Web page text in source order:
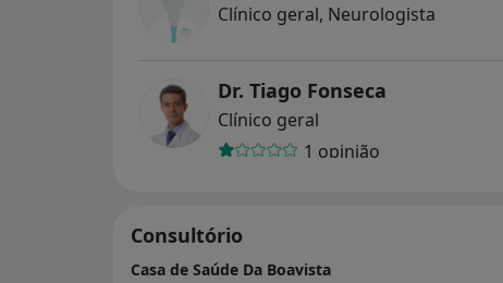
Clínico geral, Neurologista
Dr. Tiago Fonseca
Clínico geral
1 opinião
Consultório
Casa de Saúde Da Boavista